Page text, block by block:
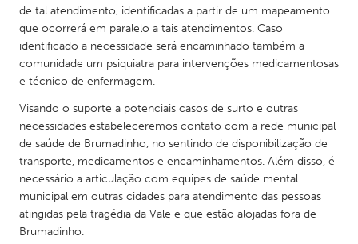
MALAYSIA
Kuala Lumpur
NETHERLANDS
Leiden
Rotterdam
Utrecht
QATAR
Qatar
de tal atendimento, identificadas a partir de um mapeamento
que ocorrerá em paralelo a tais atendimentos. Caso
identificado a necessidade será encaminhado também a
comunidade um psiquiatra para intervenções medicamentosas
e técnico de enfermagem.
Visando o suporte a potenciais casos de surto e outras
necessidades estabeleceremos contato com a rede municipal
de saúde de Brumadinho, no sentindo de disponibilização de
transporte, medicamentos e encaminhamentos. Além disso, é
necessário a articulação com equipes de saúde mental
municipal em outras cidades para atendimento das pessoas
atingidas pela tragédia da Vale e que estão alojadas fora de
Brumadinho.